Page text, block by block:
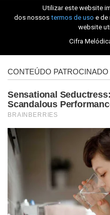
Utilizar este website
dos nossos termos de uso e de
website
Cifra